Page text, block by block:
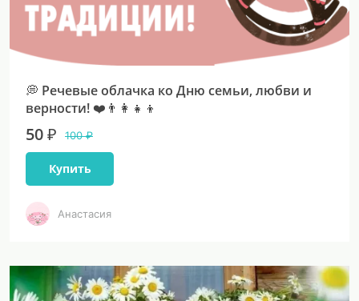
💭 Речевые облачка ко Дню семьи, любви и
верности! ❤️👨‍👩‍👧‍👦
50 ₽ 100 ₽
Купить
Анастасия